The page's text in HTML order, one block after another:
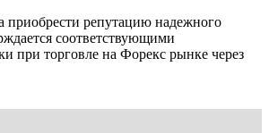
приобрести репутацию надежного
соответствующими
при торговле на Форекс рынке через